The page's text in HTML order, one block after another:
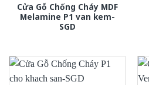
Cửa Gỗ Chống Cháy MDF
Melamine P1 van kem-
SGD